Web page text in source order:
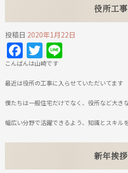
役所工事
投稿日 2020年1月22日
Facebook
Twitter
こんばんは山崎です
最近は役所の工事に入らせていただいてます
僕たちは一般住宅だけでなく、役所など大き
幅広い分野で活躍できるよう、知識とスキル
新年挨拶